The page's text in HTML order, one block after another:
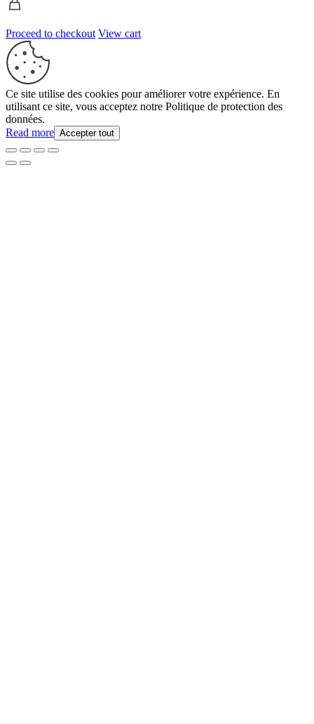
Proceed to checkout View cart
Ce site utilise des cookies pour améliorer votre expérience. En
utilisant ce site, vous acceptez notre Politique de protection des
données.
Read more Accepter tout